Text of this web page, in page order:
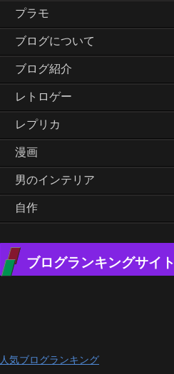
プラモ
ブログについて
ブログ紹介
レトロゲー
レプリカ
漫画
男のインテリア
自作
ブログランキングサイト
人気ブログランキング